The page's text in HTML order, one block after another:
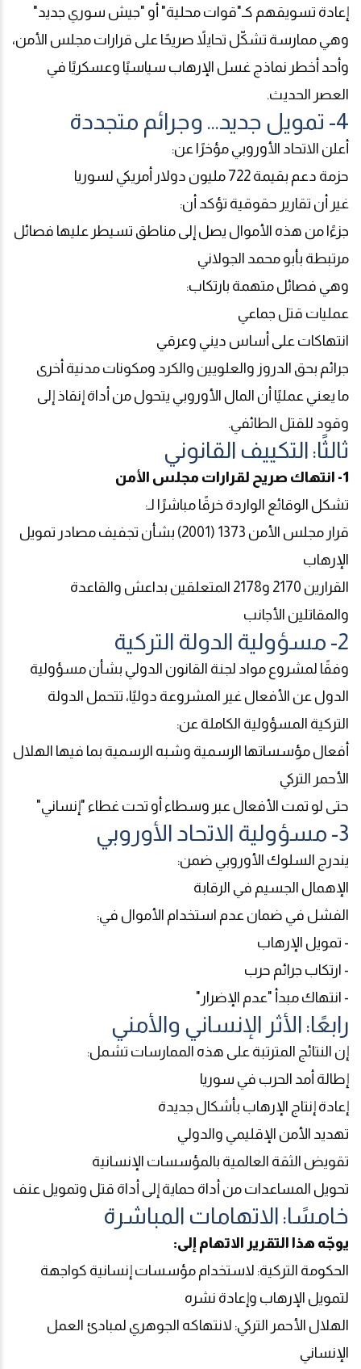
إعادة تسويقهم كـ"قوات محلية" أو "جيش سوري جديد"
وهي ممارسة تشكّل تحايلاً صريحًا على قرارات مجلس الأمن،
وأحد أخطر نماذج غسل الإرهاب سياسيًا وعسكريًا في
العصر الحديث.
4- تمويل جديد... وجرائم متجددة
أعلن الاتحاد الأوروبي مؤخرًا عن:
حزمة دعم بقيمة 722 مليون دولار أمريكي لسوريا
غير أن تقارير حقوقية تؤكد أن:
جزءًا من هذه الأموال يصل إلى مناطق تسيطر عليها فصائل
مرتبطة بأبو محمد الجولاني
وهي فصائل متهمة بارتكاب:
عمليات قتل جماعي
انتهاكات على أساس ديني وعرقي
جرائم بحق الدروز والعلويين والكرد ومكونات مدنية أخرى
ما يعني عمليًا أن المال الأوروبي يتحول من أداة إنقاذ إلى
وقود للقتل الطائفي.
ثالثًا: التكييف القانوني
1- انتهاك صريح لقرارات مجلس الأمن
تشكل الوقائع الواردة خرقًا مباشرًا لـ:
قرار مجلس الأمن 1373 (2001) بشأن تجفيف مصادر تمويل
الإرهاب
القرارين 2170 و2178 المتعلقين بداعش والقاعدة
والمقاتلين الأجانب
2- مسؤولية الدولة التركية
وفقًا لمشروع مواد لجنة القانون الدولي بشأن مسؤولية
الدول عن الأفعال غير المشروعة دوليًا، تتحمل الدولة
التركية المسؤولية الكاملة عن:
أفعال مؤسساتها الرسمية وشبه الرسمية بما فيها الهلال
الأحمر التركي
حتى لو تمت الأفعال عبر وسطاء أو تحت غطاء "إنساني"
3- مسؤولية الاتحاد الأوروبي
يندرج السلوك الأوروبي ضمن:
الإهمال الجسيم في الرقابة
الفشل في ضمان عدم استخدام الأموال في:
- تمويل الإرهاب
- ارتكاب جرائم حرب
- انتهاك مبدأ "عدم الإضرار"
رابعًا: الأثر الإنساني والأمني
إن النتائج المترتبة على هذه الممارسات تشمل:
إطالة أمد الحرب في سوريا
إعادة إنتاج الإرهاب بأشكال جديدة
تهديد الأمن الإقليمي والدولي
تقويض الثقة العالمية بالمؤسسات الإنسانية
تحويل المساعدات من أداة حماية إلى أداة قتل وتمويل عنف
خامسًا: الاتهامات المباشرة
يوجّه هذا التقرير الاتهام إلى:
الحكومة التركية: لاستخدام مؤسسات إنسانية كواجهة
لتمويل الإرهاب وإعادة نشره
الهلال الأحمر التركي: لانتهاكه الجوهري لمبادئ العمل
الإنساني